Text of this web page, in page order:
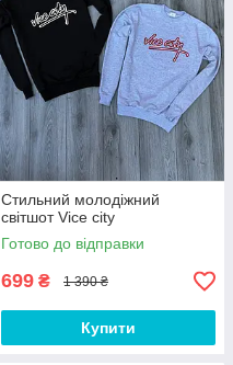
Стильний молодіжний
світшот Vice city
Готово до відправки
699 ₴ 1 390 ₴
Купити